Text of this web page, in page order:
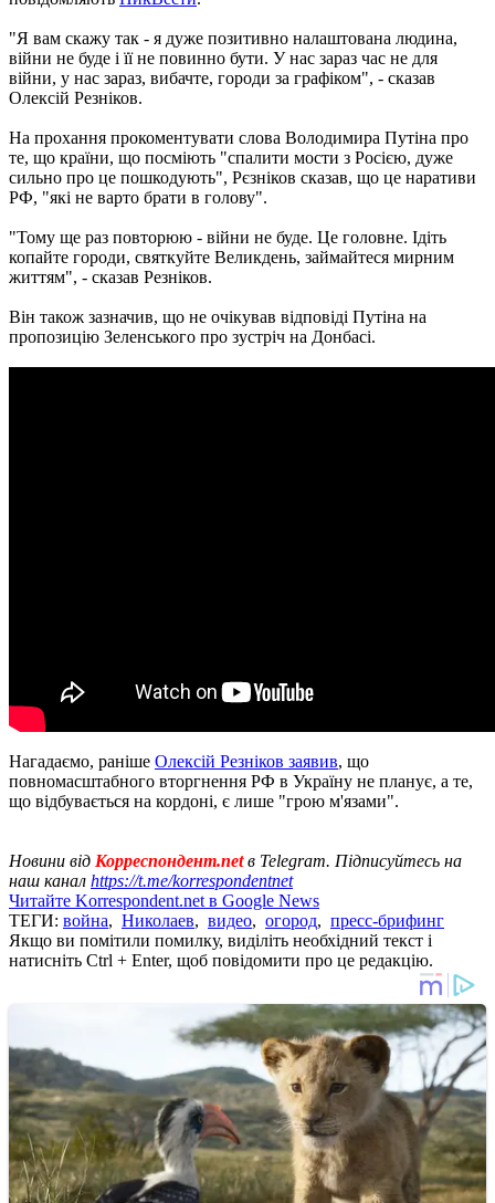
"Я вам скажу так - я дуже позитивно налаштована людина,
війни не буде і її не повинно бути. У нас зараз час не для
війни, у нас зараз, вибачте, городи за графіком", - сказав
Олексій Резніков.
На прохання прокоментувати слова Володимира Путіна про
те, що країни, що посміють "спалити мости з Росією, дуже
сильно про це пошкодують", Рєзніков сказав, що це наративи
РФ, "які не варто брати в голову".
"Тому ще раз повторюю - війни не буде. Це головне. Ідіть
копайте городи, святкуйте Великдень, займайтеся мирним
життям", - сказав Резніков.
Він також зазначив, що не очікував відповіді Путіна на
пропозицію Зеленського про зустріч на Донбасі.
Нагадаємо, раніше Олексій Резніков заявив, що
повномасштабного вторгнення РФ в Україну не планує, а те,
що відбувається на кордоні, є лише "грою м'язами".
Новини від Корреспондент.netв Telegram. Підписуйтесь на
наш канал https://t.me/korrespondentnet
Читайте Korrespondent.net в Google News
ТЕГИ: война, Николаев, видео, огород, пресс-брифинг
Якщо ви помітили помилку, виділіть необхідний текст і
натисніть Ctrl + Enter, щоб повідомити про це редакцію.